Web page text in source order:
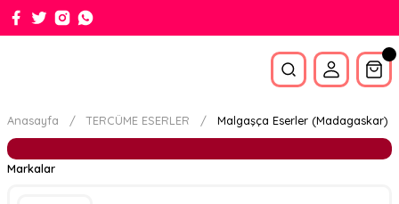
Anasayfa TERCÜME ESERLER Malgaşça Eserler (Madagaskar)
Markalar